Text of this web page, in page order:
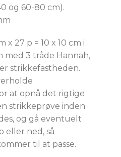
og 60-80 cm).
x 27 p = 10 x 10 cm i
med 3 tråde Hannah,
strikkefastheden.
at opnå det rigtige
strikkeprøve inden
og gå eventuelt
eller ned, så
til at passe.